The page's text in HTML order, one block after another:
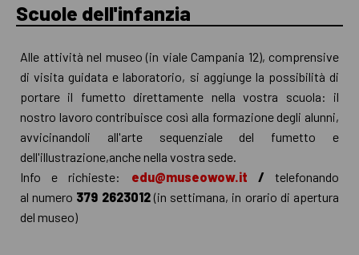
Scuole dell'infanzia
Alle attività nel museo (in viale Campania 12), comprensive
di visita guidata e laboratorio, si aggiunge la possibilità di
portare il fumetto direttamente nella vostra scuola: il
nostro lavoro contribuisce così alla formazione degli alunni,
avvicinandoli all'arte sequenziale del fumetto e
dell'illustrazione,anche nella vostra sede.
Info e richieste: edu@museowow.it /telefonando
al numero 379 2623012 (in settimana, in orario di apertura
del museo)